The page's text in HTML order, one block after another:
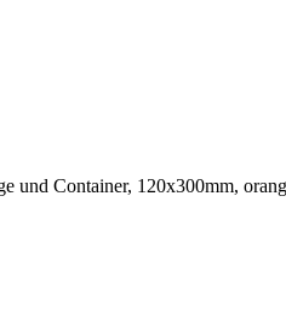
und Container, 120x300mm,